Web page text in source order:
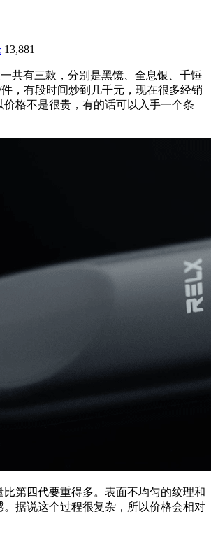
13,881
共有三款，分别是黑镜、全息银、千锤
，有段时间炒到几千元，现在很多经销
格不是很贵，有的话可以入手一个条
比第四代要重得多。表面不均匀的纹理和
。据说这个过程很复杂，所以价格会相对